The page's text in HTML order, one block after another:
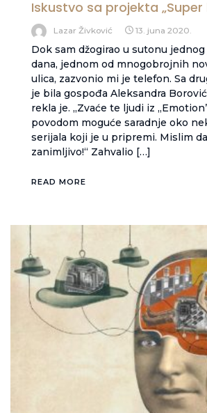
Iskustvo sa projekta „Super
Lazar Živković 13. juna 2020.
Dok sam džogirao u sutonu
dana, jednom od mnogobrojnih
ulica, zazvonio mi je telefon. Sa
je bila gospođa Aleksandra
rekla je. „Zvaće te ljudi iz
povodom moguće saradnje oko
serijala koji je u pripremi. Mislim
zanimljivo!“ Zahvalio […]
READ MORE